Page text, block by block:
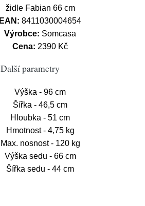
židle Fabian 66 cm
EAN: 8411030004654
Výrobce: Somcasa
Cena: 2390 Kč
Další parametry
Výška - 96 cm
Šířka - 46,5 cm
Hloubka - 51 cm
Hmotnost - 4,75 kg
Max. nosnost - 120 kg
Výška sedu - 66 cm
Šířka sedu - 44 cm